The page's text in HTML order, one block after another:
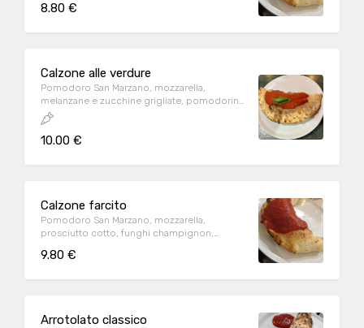
8.80 €
Calzone alle verdure
Pomodoro San Marzano, mozzarella,
melanzane e zucchine grigliate, pomodorini
datterino
10.00 €
Calzone farcito
Pomodoro San Marzano, mozzarella,
prosciutto cotto, funghi champignon,
9.80 €
Arrotolato classico